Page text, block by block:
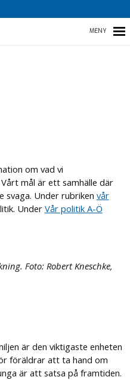
om vad vi
mål är ett samhälle där
svaga. Under rubriken vår
UnderVår politik A-Ö
är den viktigaste enheten
föräldrar att ta hand om
är att satsa på framtiden.